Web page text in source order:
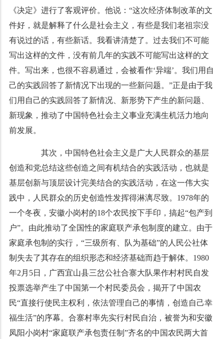
《决定》进行了客观评价。他说：“这次经济体制改革的文
件好，就是解释了什么是社会主义，有些是我们老祖宗没
有说过的话，有些新话。我看讲清楚了。过去我们不可能
写出这样的文件，没有前几年的实践不可能写出这样的文
件。写出来，也很不容易通过，会被看作‘异端’。我们用自
己的实践回答了新情况下出现的一些新问题。”正是由于我
们用自己的实践回答了新情况、新形势下产生的新问题、
新现象，推动了中国特色社会主义事业充满生机活力地向
前发展。
其次，中国特色社会主义是广大人民群众的基层
创造和党总结这些创造之间有机结合的实践活动，也就是
基层创新与顶层设计完美结合的实践活动，在这一伟大实
践中，人民群众的历史创造性发挥得淋漓尽致。1978年的
一个冬夜，安徽小岗村的18个农民按下手印，搞起“包产到
户”。由此推动了全国性的家庭联产承包制度的建立。由于
家庭承包制的实行，“三级所有、队为基础”的人民公社体
制失去了其存在的组织形态和经济基础而趋于解体。1980
年2月5日，广西宜山县三岔公社合寨大队果作村村民自发
投票选举产生了中国第一个村民委员会，揭开了中国农
民“直接行使民主权利，依法管理自己的事情，创造自己幸
福生活”的序幕。合寨村率先实行村民自治，被誉为和安徽
凤阳小岗村“家庭联产承包责任制”齐名的中国农民两大首